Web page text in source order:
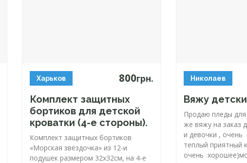
Харьков 800грн.
Комплект защитных
бортиков для детской
кроватки (4-е стороны).
Комплект защитных бортиков
«Морская звёздочка» из 12-и
подушек размером 32х32см, на 4-е
Николаев
Вяжу
Продаю пледы для
же вяжу на заказ
и девочки , очень
теплый приятный
очень